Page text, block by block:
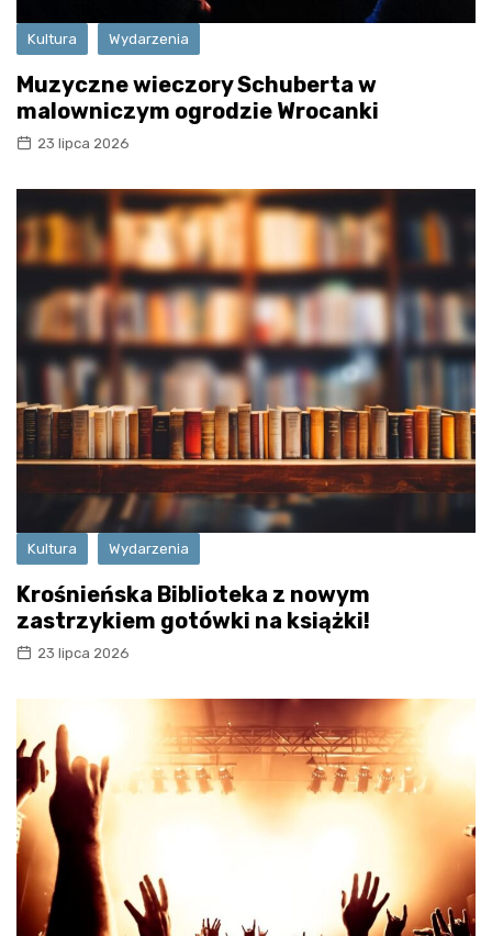
Kultura Wydarzenia
Muzyczne wieczory Schuberta w
malowniczym ogrodzie Wrocanki
23 lipca 2026
Kultura Wydarzenia
Krośnieńska Biblioteka z nowym
zastrzykiem gotówki na książki!
23 lipca 2026